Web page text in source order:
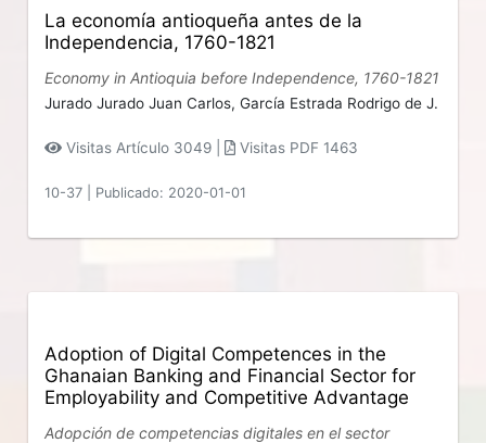
La economía antioqueña antes de la
Independencia, 1760-1821
Economy in Antioquia before Independence, 1760-1821
Jurado Jurado Juan Carlos,García Estrada Rodrigo de J.
Visitas Artículo 3049 | Visitas PDF 1463
10-37 Publicado: 2020-01-01
Adoption of Digital Competences in the
Ghanaian Banking and Financial Sector for
Employability and Competitive Advantage
Adopción de competencias digitales en el sector